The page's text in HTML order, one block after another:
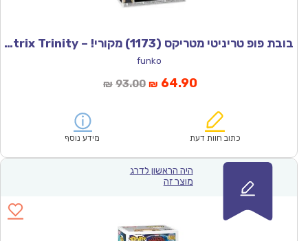
בובת פופ טריניטי מטריקס (1173) מקורי! – Funco Matrix Trinity
funko
₪ 93.00המחיר
₪93.00.
₪ 64.90המחיר
הוא:
כתוב חוות דעת מידע נוסף
היה הראשון לדרג
מוצר זה